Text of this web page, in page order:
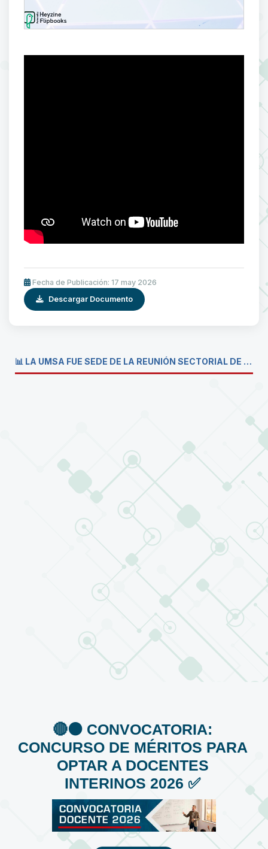
Fecha de Publicación: 17 may 2026
Descargar Documento
📊 LA UMSA FUE SEDE DE LA REUNIÓN SECTORIAL DE CARRERAS DE ECONOMÍA DEL SISTEMA DE LA UNIVERSIDAD BOLIVIANA💼
🔴⚫️ CONVOCATORIA:
CONCURSO DE MÉRITOS PARA
OPTAR A DOCENTES
INTERINOS 2026 ✅